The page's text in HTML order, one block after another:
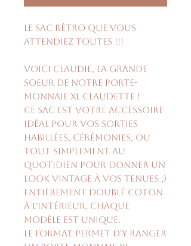
Le sac rétro que vous
attendiez toutes !!!
Voici Claudie, la grande
soeur de notre porte-
monnaie XL Claudette !
Ce sac est votre accessoire
idéal pour vos sorties
habillées, cérémonies, ou
tout simplement au
quotidien pour donner un
look vintage à vos tenues ;)
Entièrement doublé coton
à l'intérieur, chaque
modèle est unique.
Le format permet d'y ranger